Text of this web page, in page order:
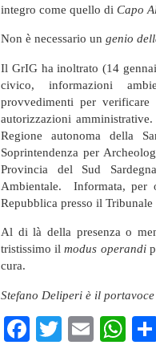
integro come quello di Capo
Non è necessario un genio
Il GrIG ha inoltrato (14
civico, informazioni
provvedimenti per verificare
autorizzazioni
Regione autonoma della
Soprintendenza per
Provincia del Sud
Ambientale. Informata, per
Repubblica presso il
Al di là della presenza o
tristissimo ilmodus operandi
cura.
Stefano Deliperi è il
Facebook
Twitter
Email